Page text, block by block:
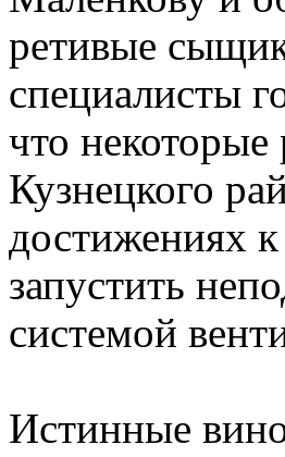
ретивые
специалисты
что некоторые
Кузнецкого
достижениях
запустить
системой
Истинные